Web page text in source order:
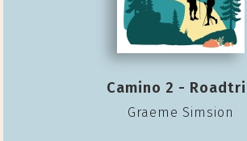
Camino 2 -
Graeme Simsion